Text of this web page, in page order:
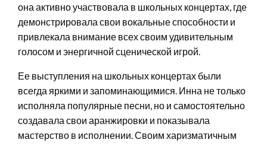
она активно участвовала в школьных концертах, где
демонстрировала свои вокальные способности и
привлекала внимание всех своим удивительным
голосом и энергичной сценической игрой.
Ее выступления на школьных концертах были
всегда яркими и запоминающимися. Инна не только
исполняла популярные песни, но и самостоятельно
создавала свои аранжировки и показывала
мастерство в исполнении. Своим харизматичным